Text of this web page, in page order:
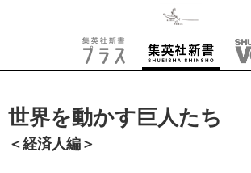
世界を動かす巨人たち
＜経済人編＞